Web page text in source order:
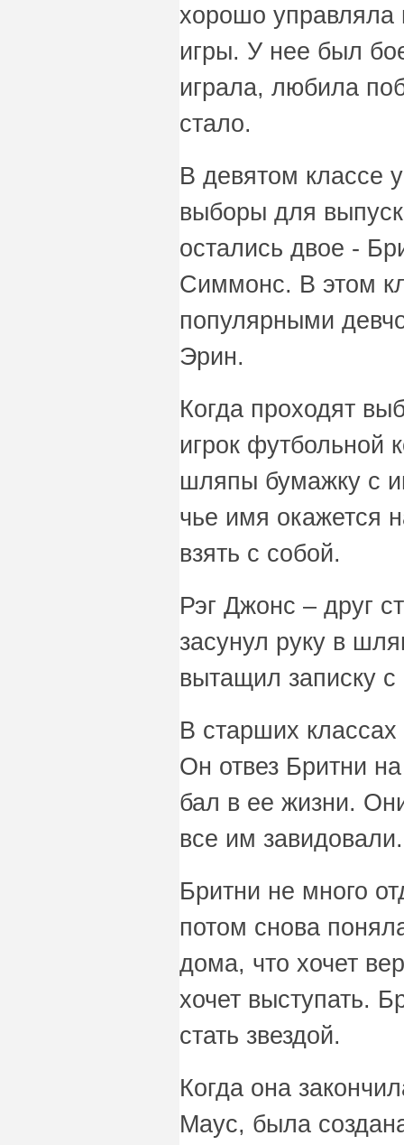
хорошо управляла
игры. У нее был
играла, любила
стало.
В девятом классе
выборы для
остались двое -
Симмонс. В этом
популярными
Эрин.
Когда проходят
игрок футбольной
шляпы бумажку с
чье имя окажется
взять с собой.
Рэг Джонс – друг
засунул руку в
вытащил записку
В старших
Он отвез Бритни
бал в ее жизни.
все им завидовали.
Бритни не много
потом снова
дома, что хочет
хочет выступать.
стать звездой.
Когда она
Маус, была